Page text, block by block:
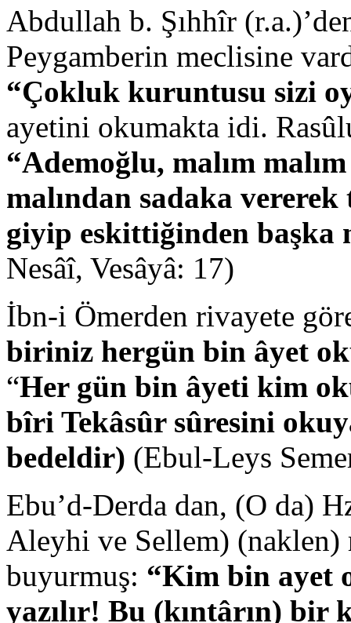
Abdullah b. Şıhhîr
Peygamberin meclisine
“Çokluk kuruntusu sizi
ayetini okumakta idi.
“Ademoğlu, malım
malından sadaka
giyip eskittiğinden başka
Nesâî, Vesâyâ: 17)
İbn-i Ömerden rivayete
biriniz hergün bin âyet
“Her gün bin âyeti kim
bîri Tekâsûr sûresini
bedeldir) (Ebul-Leys
Ebu’d-Derda dan, (O da)
Aleyhi ve Sellem)
buyurmuş: “Kim bin ayet
yazılır! Bu (kıntârın) bir